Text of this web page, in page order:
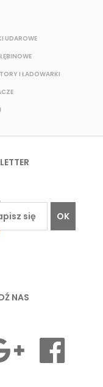
UDAROWE
I ŁADOWARKI
OK
NAS